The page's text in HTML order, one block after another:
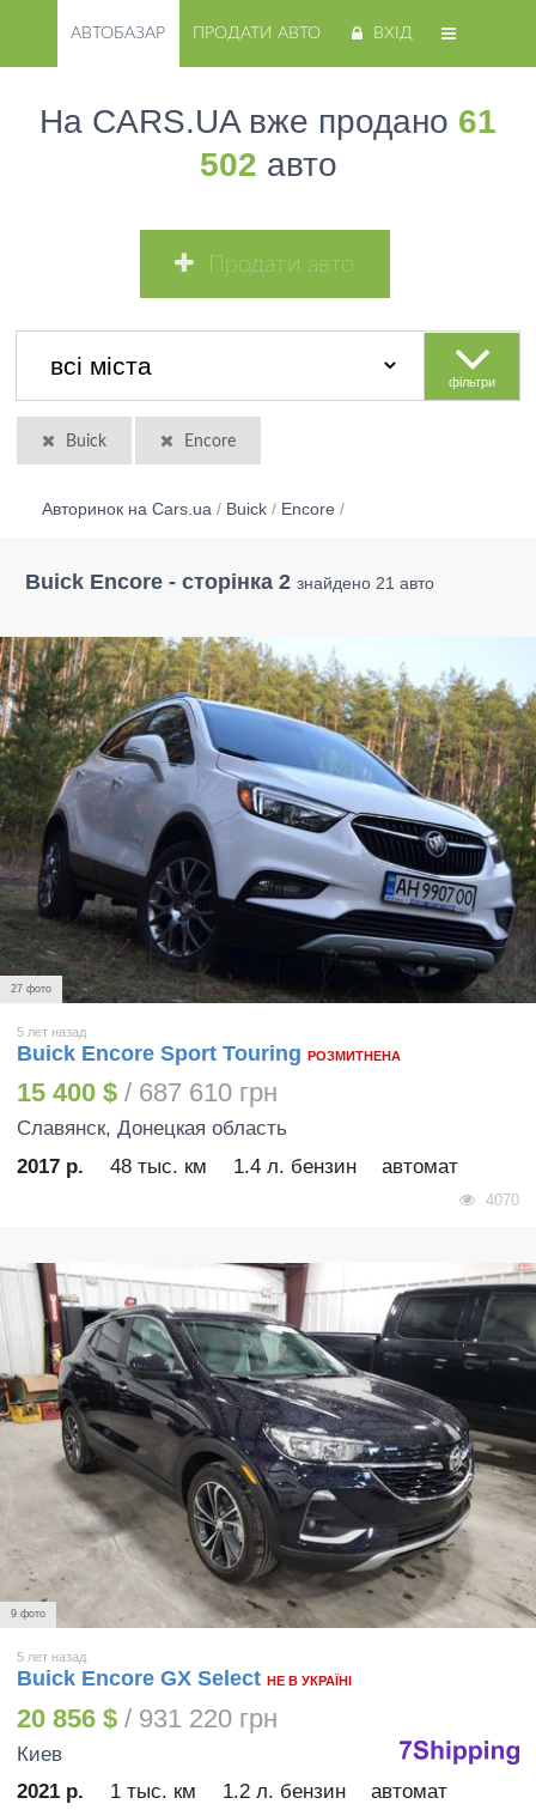
АВТОБАЗАР ПРОДАТИ АВТО ВХІД
На CARS.UA вже продано 61
502 авто
Продати авто
фільтри
Buick Encore
Авторинок на Cars.ua / Buick / Encore /
Buick Encore - сторінка 2 знайдено 21 авто
27 фото
5 лет назад
Buick Encore Sport Touring РОЗМИТНЕНА
15 400 $ / 687 610 грн
Славянск, Донецкая область
2017 р.
48 тыс. км 1.4 л. бензин автомат
4070
9 фото
5 лет назад
Buick Encore GX Select НЕ В УКРАЇНІ
20 856 $ / 931 220 грн
Киев
2021 р.
1 тыс. км 1.2 л. бензин автомат